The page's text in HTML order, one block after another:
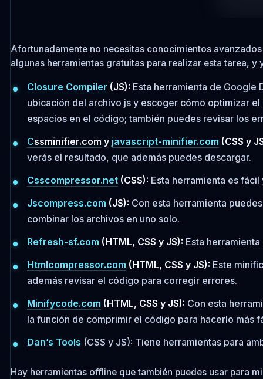
Afortunadamente no necesitas conocimientos
algunas herramientas gratuitas para realizar esta tarea,
Closure Compiler (JS): Esta herramienta de Google
ubicación del archivo js y escoger cómo optimizar
espacios en el código; también puedes revisar los
Cssminifier.com y javascript-minifier.com (CSS y
verás el resultado, que además puedes descargar.
Csscompressor.net(CSS): Esta herramienta es fácil
Jscompress.com (JS): Con esta herramienta
combinar los archivos en uno solo.
Refresh-sf.com (HTML, CSS y JS): Esta
Htmlcompressor.com (HTML, CSS y JS): Este
además revisar el código para corregir errores.
Minifycode.com (HTML, CSS y JS): Con esta
la función de comprimir el código para hacerlo más
Dan’s Tools (CSS y JS): Tiene herramientas para
Hay herramientas offline que también puedes usar para